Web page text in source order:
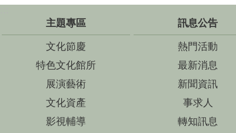
主題專區
文化節慶
特色文化館所
展演藝術
文化資產
影視輔導
訊息公告
熱門活動
最新消息
新聞資訊
事求人
轉知訊息